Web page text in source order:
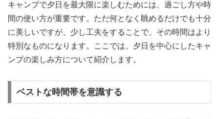
キャンプで夕日を最大限に楽しむためには、過ごし方や時
間の使い方が重要です。ただ何となく眺めるだけでも十分
に美しいですが、少し工夫をすることで、その時間はより
特別なものになります。ここでは、夕日を中心にしたキャ
ンプの楽しみ方について紹介します。
ベストな時間帯を意識する